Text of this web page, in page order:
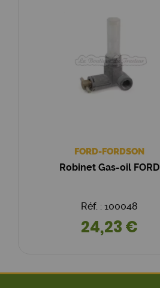
FORD-FORDSON
Robinet Gas-oil FORD
Réf. : 100048
24,23 €